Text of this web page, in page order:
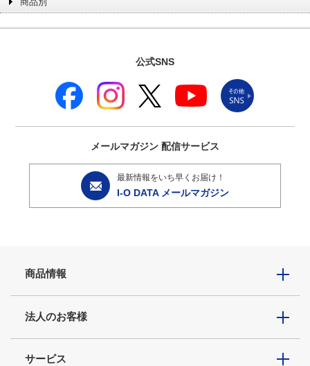
公式SNS
メールマガジン 配信サービス
最新情報をいち早くお届け！
I-O DATA メールマガジン
商品情報
法人のお客様
サービス